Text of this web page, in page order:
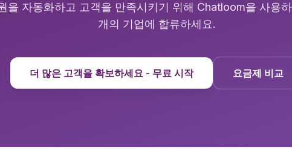
을 자동화하고 고객을 만족시키기 위해 Chatloom을 사용
개의 기업에 합류하세요.
더 많은 고객을 확보하세요 - 무료 시작 요금제 비교